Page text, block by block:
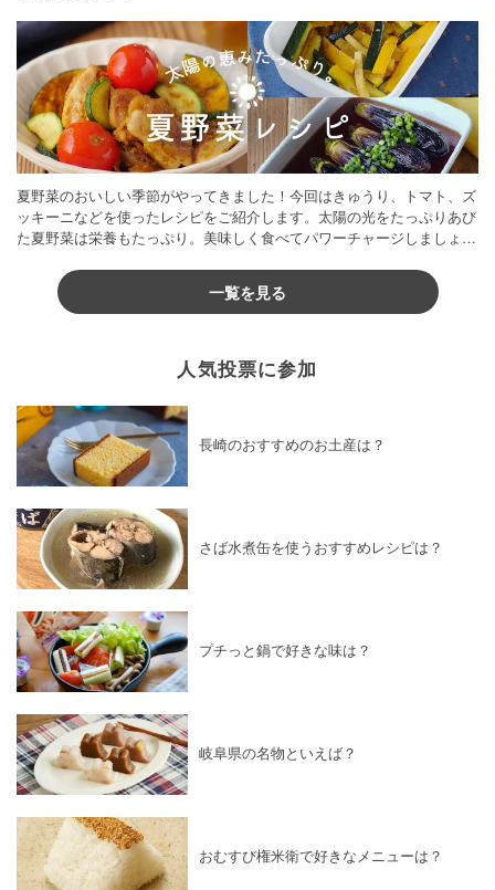
夏野菜のおいしい季節がやってきました！今回はきゅうり、トマト、ズ
ッキーニなどを使ったレシピをご紹介します。太陽の光をたっぷりあび
た夏野菜は栄養もたっぷり。美味しく食べてパワーチャージしましょう
一覧を見る
人気投票に参加
長崎のおすすめのお土産は？
さば水煮缶を使うおすすめレシピは？
プチっと鍋で好きな味は？
岐阜県の名物といえば？
おむすび権米衛で好きなメニューは？